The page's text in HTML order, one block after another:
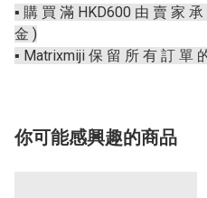
▪️ 購 買 滿 HKD600 由 賣 家
金 )
▪️ Matrixmiji 保 留 所 有 訂 單
你可能感興趣的商品